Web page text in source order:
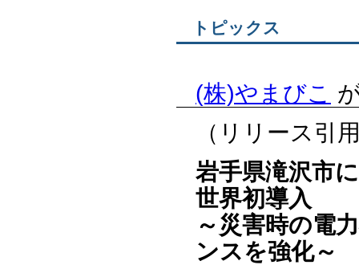
トピックス
(株)やまびこ
（リリース引
岩手県滝沢市
世界初導入
～災害時の電
ンスを強化～